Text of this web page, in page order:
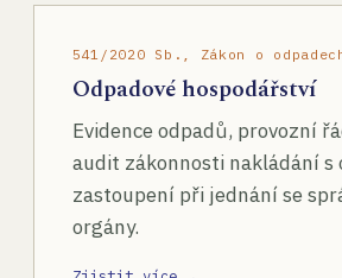
541/2020 Sb., Zákon o
Odpadové hospodářství
Evidence odpadů, provozní
audit zákonnosti nakládání s
zastoupení při jednání se
orgány.